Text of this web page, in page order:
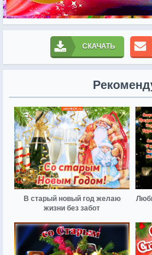
СКАЧАТЬ
В старый новый год желаю
жизни без забот